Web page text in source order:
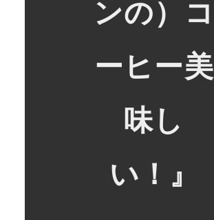
ンの）コ
ーヒー美
味し
い！』